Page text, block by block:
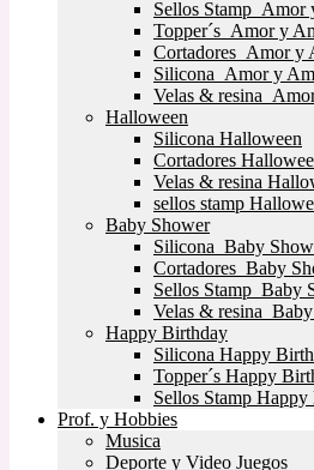
Sellos Stamp Amor
Topper´s Amor y
Cortadores Amor y
Silicona Amor y
Velas & resina
Halloween
Silicona Halloween
Cortadores
Velas & resina
sellos stamp
Baby Shower
Silicona Baby
Cortadores Baby
Sellos Stamp Baby
Velas & resina
Happy Birthday
Silicona Happy
Topper´s Happy
Sellos Stamp
Prof. y Hobbies
Musica
Deporte y Video Juegos